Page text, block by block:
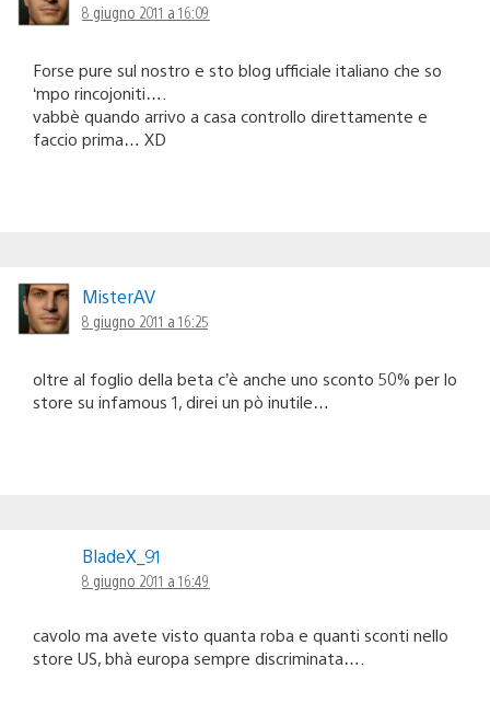
8 giugno 2011 a 16:09
Forse pure sul nostro e sto blog ufficiale italiano che so
‘mpo rincojoniti….
vabbè quando arrivo a casa controllo direttamente e
faccio prima… XD
MisterAV
8 giugno 2011 a 16:25
oltre al foglio della beta c’è anche uno sconto 50% per lo
store su infamous 1, direi un pò inutile…
BladeX_91
8 giugno 2011 a 16:49
cavolo ma avete visto quanta roba e quanti sconti nello
store US, bhà europa sempre discriminata….